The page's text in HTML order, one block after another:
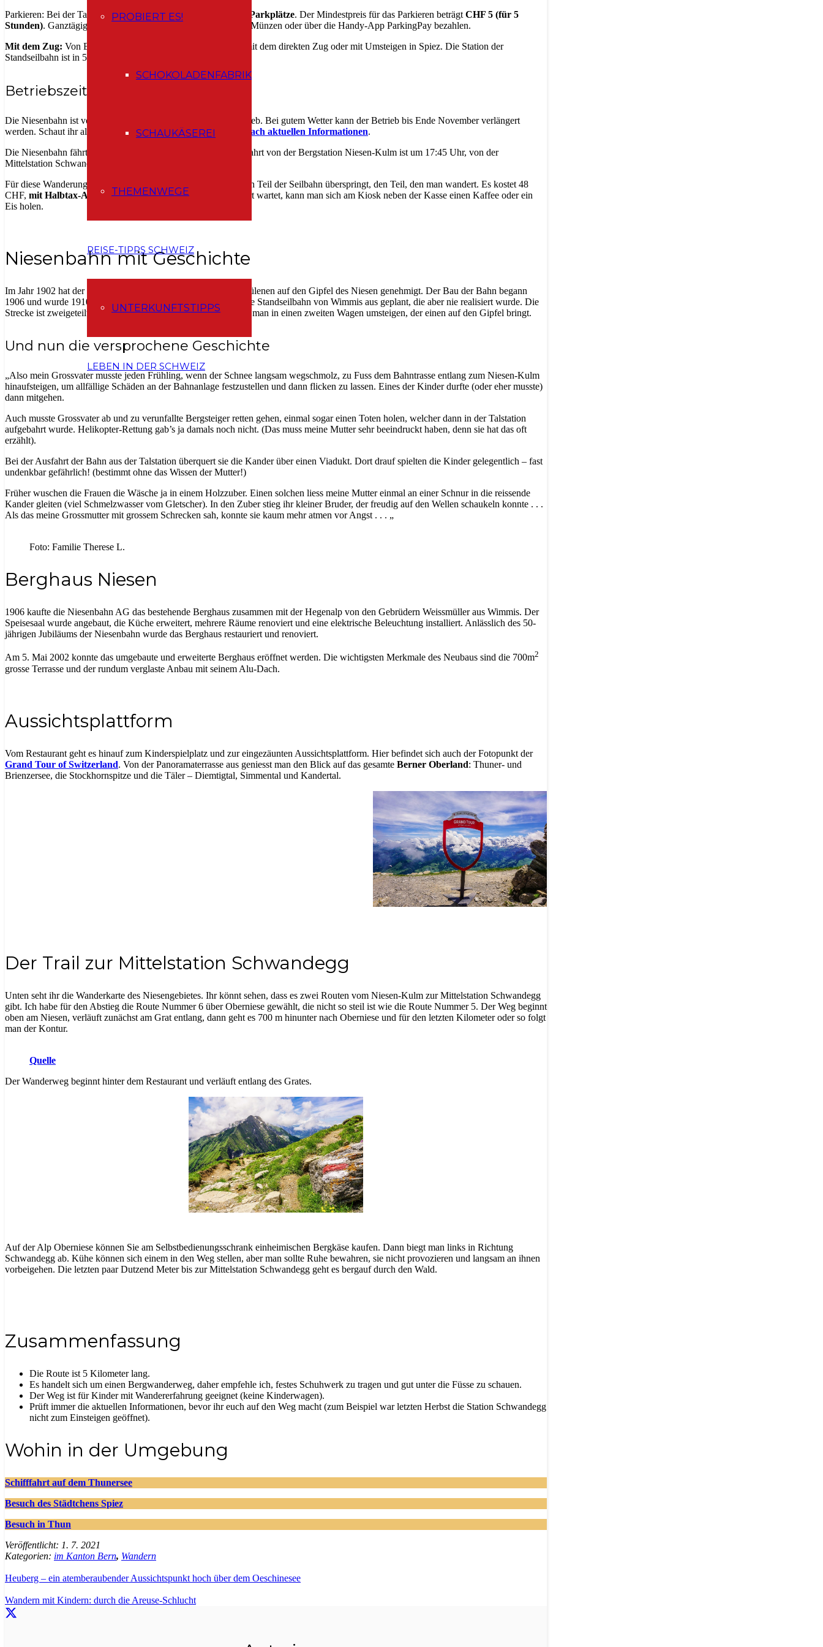
PROBIERT ES!
SCHOKOLADENFABRIK
SCHAUKÄSEREI
THEMENWEGE
REISE-TIPPS SCHWEIZ
UNTERKUNFTSTIPPS
LEBEN IN DER SCHWEIZ
Parkieren: Bei der Talstation der Standseilbahn befinden sich
3 Parkplätze. Der Mindestpreis für das Parkieren beträgt CHF 5 (für 5
Stunden). Ganztägiges Parkieren kostet CHF 8. Man kann mit Münzen oder über die Handy-App ParkingPay bezahlen.
Mit dem Zug: Von Bern aus erreicht man Mülenen entweder mit dem direkten Zug oder mit Umsteigen in Spiez. Die Station der
Standseilbahn ist in 5 Gehminuten (400m) erreichbar.
Betriebszeiten und Fahrpreise
Die Niesenbahn ist von Mitte April bis Mitte November in Betrieb. Bei gutem Wetter kann der Betrieb bis Ende November verlängert
werden. Schaut ihr also vor der Fahrt immerauf der Website nach aktuellen Informationen.
Die Niesenbahn fährt ab 8:00 Uhr alle 30 Minuten. Die letzte Fahrt von der Bergstation Niesen-Kulm ist um 17:45 Uhr, von der
Mittelstation Schwandegg um 18:00 Uhr.
Für diese Wanderung benötigt man ein
, das einen Teil der Seilbahn überspringt, den Teil, den man wandert. Es kostet 48
CHF, mit Halbtax-Abo 24 CHF. Während man auf die Abfahrt wartet, kann man sich am Kiosk neben der Kasse einen Kaffee oder ein
Eis holen.
Niesenbahn mit Geschichte
Im Jahr 1902 hat der Bund den Bau einer Standseilbahn von Mülenen auf den Gipfel des Niesen genehmigt. Der Bau der Bahn begann
1906 und wurde 1910 eröffnet. Interessanterweise war auch eine Standseilbahn von Wimmis aus geplant, die aber nie realisiert wurde. Die
Strecke ist zweigeteilt – bei der Mittelstation Schwandegg muss man in einen zweiten Wagen umsteigen, der einen auf den Gipfel bringt.
Und nun die versprochene Geschichte
„Also mein Grossvater musste jeden Frühling, wenn der Schnee langsam wegschmolz, zu Fuss dem Bahntrasse entlang zum Niesen-Kulm
hinaufsteigen, um allfällige Schäden an der Bahnanlage festzustellen und dann flicken zu lassen. Eines der Kinder durfte (oder eher musste)
dann mitgehen.
Auch musste Grossvater ab und zu verunfallte Bergsteiger retten gehen, einmal sogar einen Toten holen, welcher dann in der Talstation
aufgebahrt wurde. Helikopter-Rettung gab’s ja damals noch nicht. (Das muss meine Mutter sehr beeindruckt haben, denn sie hat das oft
erzählt).
Bei der Ausfahrt der Bahn aus der Talstation überquert sie die Kander über einen Viadukt. Dort drauf spielten die Kinder gelegentlich – fast
undenkbar gefährlich! (bestimmt ohne das Wissen der Mutter!)
Früher wuschen die Frauen die Wäsche ja in einem Holzzuber. Einen solchen liess meine Mutter einmal an einer Schnur in die reissende
Kander gleiten (viel Schmelzwasser vom Gletscher). In den Zuber stieg ihr kleiner Bruder, der freudig auf den Wellen schaukeln konnte . . .
Als das meine Grossmutter mit grossem Schrecken sah, konnte sie kaum mehr atmen vor Angst . . . „
Foto: Familie Therese L.
Berghaus Niesen
1906 kaufte die Niesenbahn AG das bestehende Berghaus zusammen mit der Hegenalp von den Gebrüdern Weissmüller aus Wimmis. Der
Speisesaal wurde angebaut, die Küche erweitert, mehrere Räume renoviert und eine elektrische Beleuchtung installiert. Anlässlich des 50-
jährigen Jubiläums der Niesenbahn wurde das Berghaus restauriert und renoviert.
Am 5. Mai 2002 konnte das umgebaute und erweiterte Berghaus eröffnet werden. Die wichtigsten Merkmale des Neubaus sind die 700m2
grosse Terrasse und der rundum verglaste Anbau mit seinem Alu-Dach.
Aussichtsplattform
Vom Restaurant geht es hinauf zum Kinderspielplatz und zur eingezäunten Aussichtsplattform. Hier befindet sich auch der Fotopunkt der
Grand Tour of Switzerland. Von der Panoramaterrasse aus geniesst man den Blick auf das gesamte Berner Oberland: Thuner- und
Brienzersee, die Stockhornspitze und die Täler – Diemtigtal, Simmental und Kandertal.
Der Trail zur Mittelstation Schwandegg
Unten seht ihr die Wanderkarte des Niesengebietes. Ihr könnt sehen, dass es zwei Routen vom Niesen-Kulm zur Mittelstation Schwandegg
gibt. Ich habe für den Abstieg die Route Nummer 6 über Oberniese gewählt, die nicht so steil ist wie die Route Nummer 5. Der Weg beginnt
oben am Niesen, verläuft zunächst am Grat entlang, dann geht es 700 m hinunter nach Oberniese und für den letzten Kilometer oder so folgt
man der Kontur.
Quelle
Der Wanderweg beginnt hinter dem Restaurant und verläuft entlang des Grates.
Auf der Alp Oberniese können Sie am Selbstbedienungsschrank einheimischen Bergkäse kaufen. Dann biegt man links in Richtung
Schwandegg ab. Kühe können sich einem in den Weg stellen, aber man sollte Ruhe bewahren, sie nicht provozieren und langsam an ihnen
vorbeigehen. Die letzten paar Dutzend Meter bis zur Mittelstation Schwandegg geht es bergauf durch den Wald.
Zusammenfassung
Die Route ist 5 Kilometer lang.
Es handelt sich um einen Bergwanderweg, daher empfehle ich, festes Schuhwerk zu tragen und gut unter die Füsse zu schauen.
Der Weg ist für Kinder mit Wandererfahrung geeignet (keine Kinderwagen).
Prüft immer die aktuellen Informationen, bevor ihr euch auf den Weg macht (zum Beispiel war letzten Herbst die Station Schwandegg
nicht zum Einsteigen geöffnet).
Wohin in der Umgebung
Schifffahrt auf dem Thunersee
Besuch des Städtchens Spiez
Besuch in Thun
Veröffentlicht: 1. 7. 2021
Kategorien: im Kanton Bern, Wandern
Heuberg – ein atemberaubender Aussichtspunkt hoch über dem Oeschinesee
Wandern mit Kindern: durch die Areuse-Schlucht